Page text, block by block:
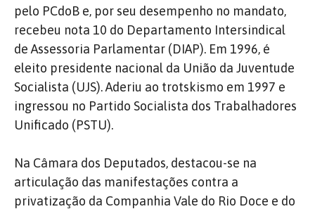
pelo PCdoB e, por seu desempenho no mandato,
recebeu nota 10 do Departamento Intersindical
de Assessoria Parlamentar (DIAP). Em 1996, é
eleito presidente nacional da União da Juventude
Socialista (UJS). Aderiu ao trotskismo em 1997 e
ingressou no Partido Socialista dos Trabalhadores
Unificado (PSTU).
Na Câmara dos Deputados, destacou-se na
articulação das manifestações contra a
privatização da Companhia Vale do Rio Doce e do